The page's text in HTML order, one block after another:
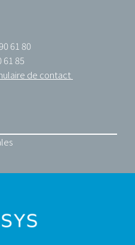
61 80
61 85
de contact